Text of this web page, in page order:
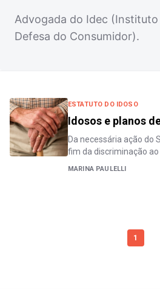
Advogada do Idec
Defesa do Consumidor).
ESTATUTO DO IDOSO
Idosos e planos
Da necessária ação do
fim da discriminação ao
MARINA PAULELLI
1